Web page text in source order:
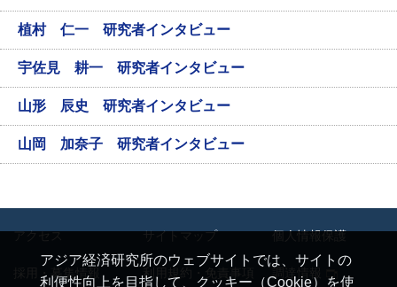
植村 仁一 研究者インタビュー
宇佐見 耕一 研究者インタビュー
山形 辰史 研究者インタビュー
山岡 加奈子 研究者インタビュー
アジア経済研究所のウェブサイトでは、サイトの
利便性向上を目指して、クッキー（Cookie）を使
アクセス サイトマップ 個人情報保護
採用・募集情報 利用規約・免責事項